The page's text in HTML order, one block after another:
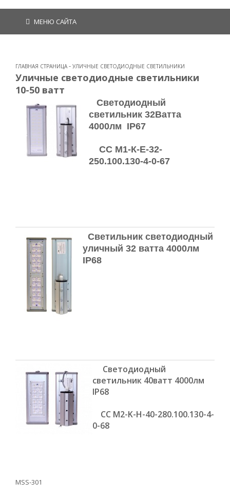
МЕНЮ САЙТА
ГЛАВНАЯ СТРАНИЦА - УЛИЧНЫЕ СВЕТОДИОДНЫЕ СВЕТИЛЬНИКИ
Уличные светодиодные светильники
10-50 ватт
Светодиодный
светильник 32Ватта
4000лм IP67
СС М1-К-Е-32-
250.100.130-4-0-67
Светильник светодиодный
уличный 32 ватта 4000лм
IP68
Светодиодный
светильник 40ватт 4000лм
IP68
CC M2-K-H-40-280.100.130-4-
0-68
MSS-301